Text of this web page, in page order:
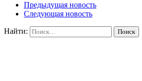
Предыдущая новость
Следующая новость
Найти: